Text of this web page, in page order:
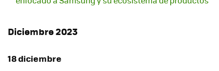
Diciembre 2023
18 diciembre